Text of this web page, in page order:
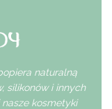
naturalną
silikonów i innych
kosmetyki